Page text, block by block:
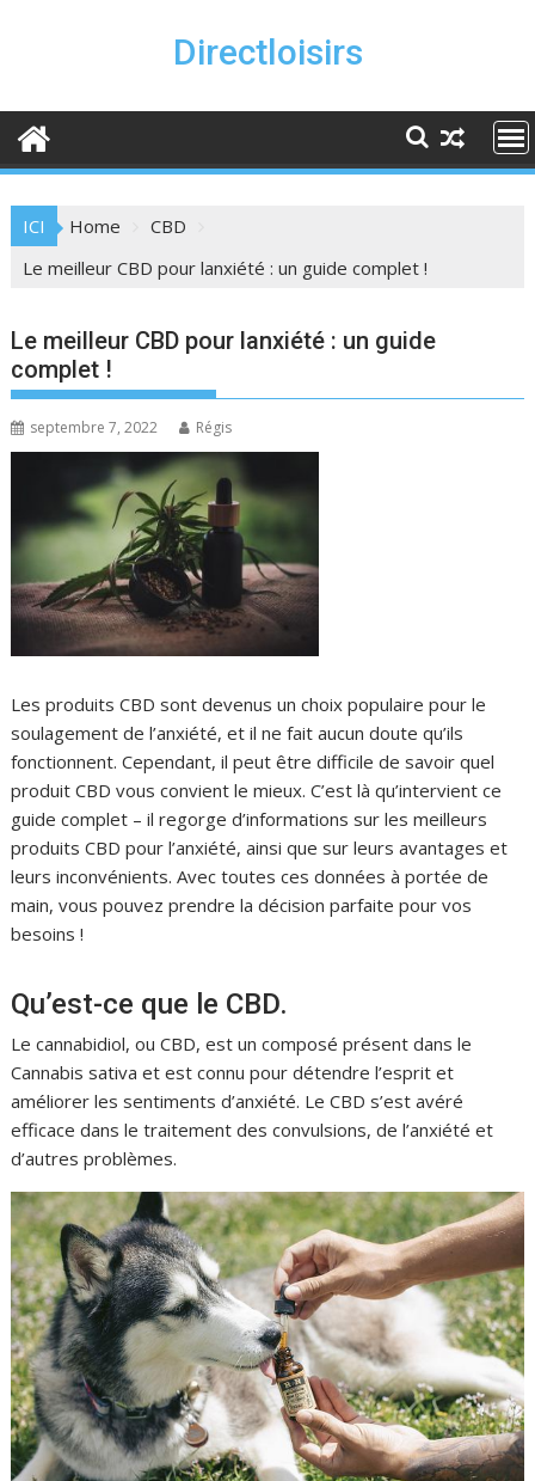
Directloisirs
ICI Home
CBD
Le meilleur CBD pour lanxiété : un guide complet !
Le meilleur CBD pour lanxiété : un guide
complet !
septembre 7, 2022 Régis
Les produits CBD sont devenus un choix populaire pour le
soulagement de l’anxiété, et il ne fait aucun doute qu’ils
fonctionnent. Cependant, il peut être difficile de savoir quel
produit CBD vous convient le mieux. C’est là qu’intervient ce
guide complet – il regorge d’informations sur les meilleurs
produits CBD pour l’anxiété, ainsi que sur leurs avantages et
leurs inconvénients. Avec toutes ces données à portée de
main, vous pouvez prendre la décision parfaite pour vos
besoins !
Qu’est-ce que le CBD.
Le cannabidiol, ou CBD, est un composé présent dans le
Cannabis sativa et est connu pour détendre l’esprit et
améliorer les sentiments d’anxiété. Le CBD s’est avéré
efficace dans le traitement des convulsions, de l’anxiété et
d’autres problèmes.